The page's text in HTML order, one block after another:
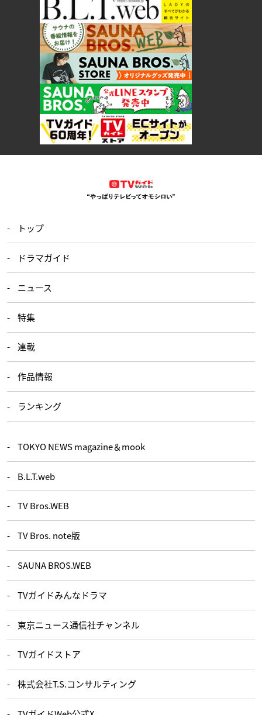
トップ
ドラマガイド
ニュース
特集
連載
作品情報
ランキング
TOKYO NEWS magazine＆mook
B.L.T.web
TV Bros.WEB
TV Bros. note版
SAUNA BROS.WEB
TVガイドみんなドラマ
東京ニュース通信社チャンネル
TVガイドストア
株式会社T.S.コンサルティング